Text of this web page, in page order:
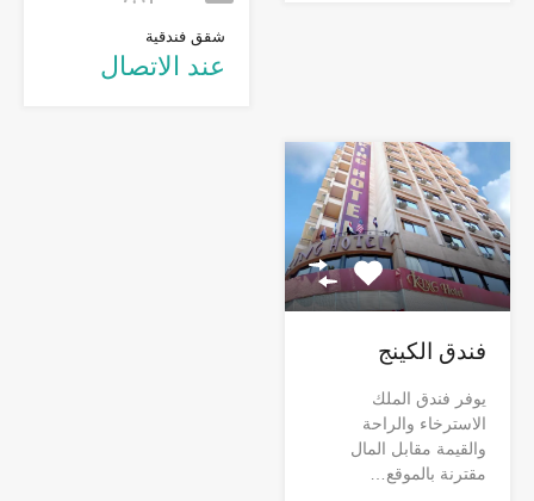
شقق فندقية
عند الاتصال
فندق الكينج
يوفر فندق الملك
الاسترخاء والراحة
والقيمة مقابل المال
مقترنة بالموقع…